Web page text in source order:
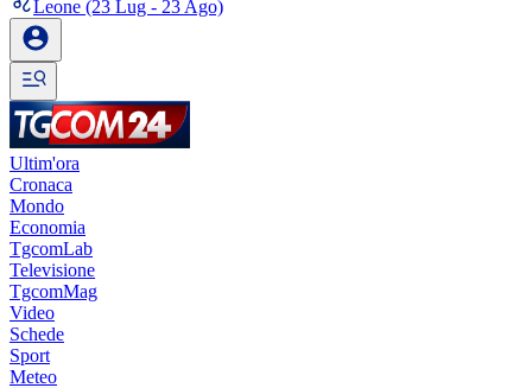
Leone (23 Lug - 23 Ago)
Ultim'ora
Cronaca
Mondo
Economia
TgcomLab
Televisione
TgcomMag
Video
Schede
Sport
Meteo